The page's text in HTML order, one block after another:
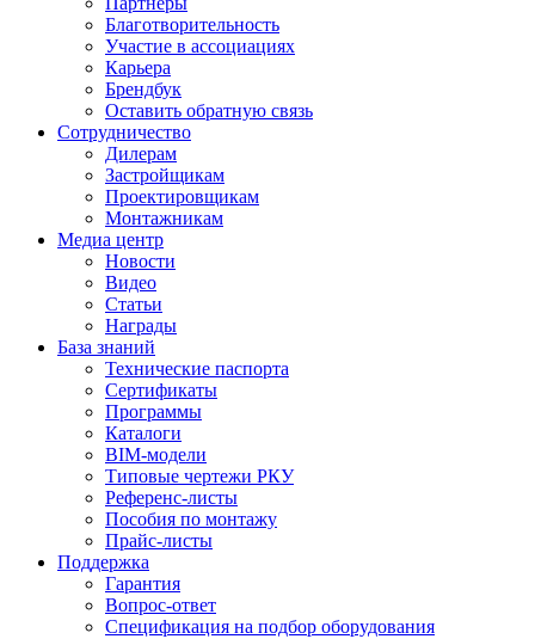
Благотворительность
Участие в ассоциациях
Карьера
Брендбук
Оставить обратную связь
Сотрудничество
Дилерам
Застройщикам
Проектировщикам
Монтажникам
Медиа центр
Новости
Видео
Статьи
Награды
База знаний
Технические паспорта
Сертификаты
Программы
Каталоги
BIM-модели
Типовые чертежи РКУ
Референс-листы
Пособия по монтажу
Прайс-листы
Поддержка
Гарантия
Вопрос-ответ
Спецификация на подбор оборудования